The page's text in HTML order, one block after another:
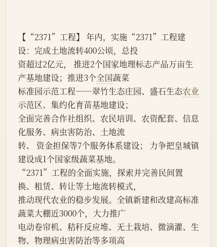
【“2371”工程】 年内，实施“2371”工程建
设：完成土地流转400公顷，总投
资超过2亿元， 推进2个国家地理标志产品万亩生
产基地建设；推进3个全国蔬菜
标准园示范工程——翠竹生态庄园、盛石生态农业
示范区、集约化育苗基地建设；
全面完善合作社组织、农民培训、农资配套、信息
化服务、病虫害防治、土地流
转、 资金担保等7个服务体系建设； 力争把皇城镇
建设成1个国家级蔬菜基地。
“2371”工程的全面实施，探索并完善民间置
换、租赁、转让等土地流转模式，
推动现代农业的稳步发展。全镇新建和改建高标准
蔬菜大棚近3000个，大力推广
电动卷帘机、秸秆反应堆、无土栽培、微滴灌、生
物、物理病虫害防治等多项高